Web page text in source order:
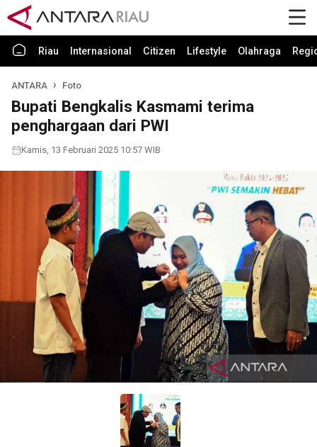
Riau Internasional Citizen Lifestyle Olahraga
ANTARA Foto
Bupati Bengkalis Kasmami terima
penghargaan dari PWI
Kamis, 13 Februari 2025 10:57 WIB